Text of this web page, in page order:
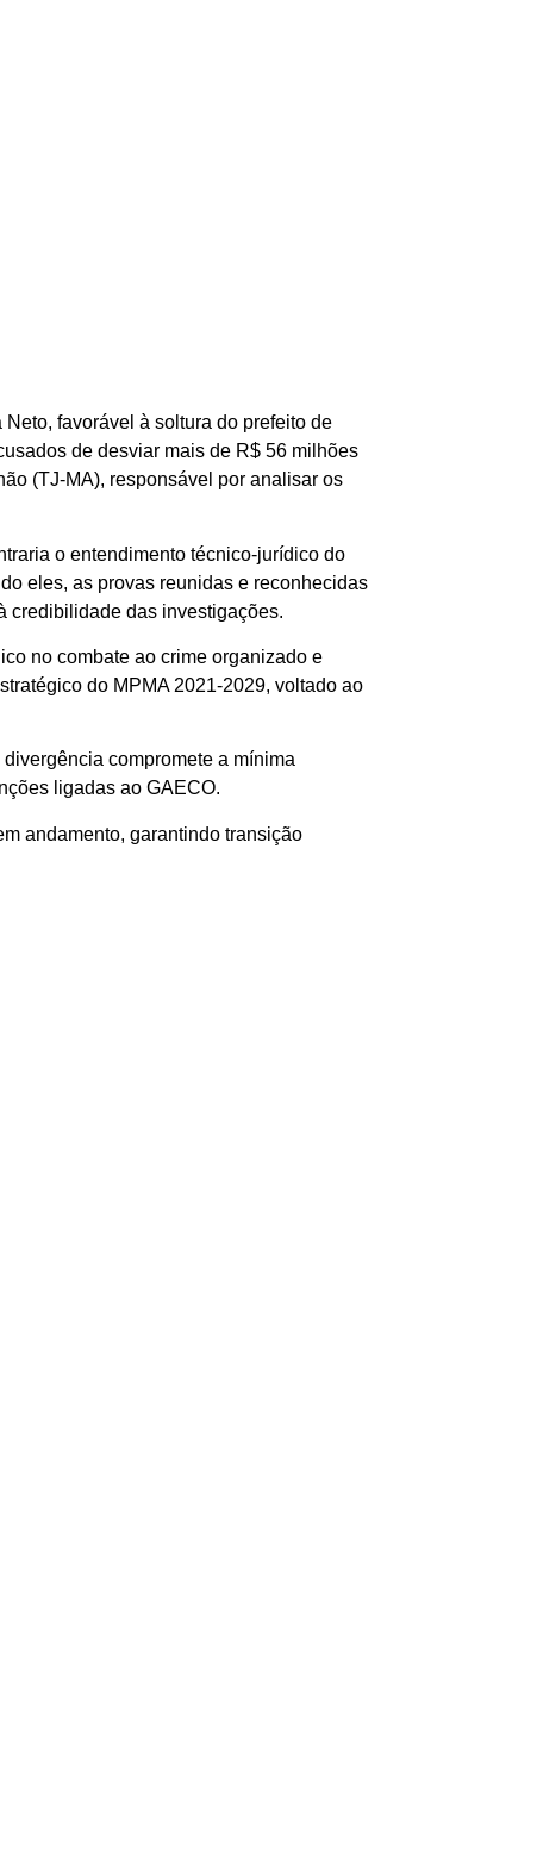
favorável à soltura do prefeito de
de desviar mais de R$ 56 milhões
(TJ-MA), responsável por analisar os
o entendimento técnico-jurídico do
eles, as provas reunidas e reconhecidas
credibilidade das investigações.
no combate ao crime organizado e
do MPMA 2021-2029, voltado ao
compromete a mínima
ligadas ao GAECO.
andamento, garantindo transição